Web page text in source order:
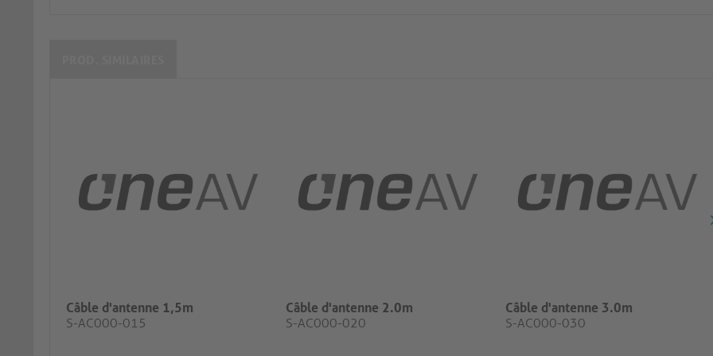
Câble d'antenne 1,5m
S-AC000-015
Câble d'antenne 2.0m
S-AC000-020
Câble d'antenne 3.0m
S-AC000-030